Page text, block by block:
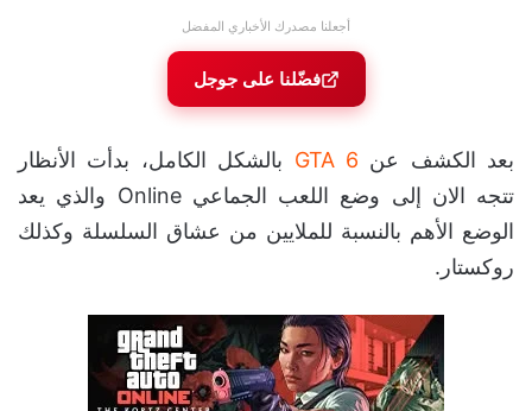
أجعلنا مصدرك الأخباري المفضل
فضّلنا على جوجل
بعد الكشف عن GTA 6 بالشكل الكامل، بدأت الأنظار
تتجه الان إلى وضع اللعب الجماعي Online والذي يعد
الوضع الأهم بالنسبة للملايين من عشاق السلسلة وكذلك
روكستار.